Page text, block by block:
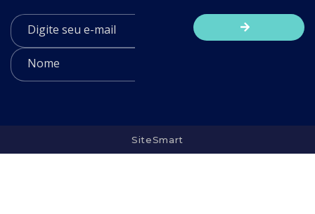
SiteSmart